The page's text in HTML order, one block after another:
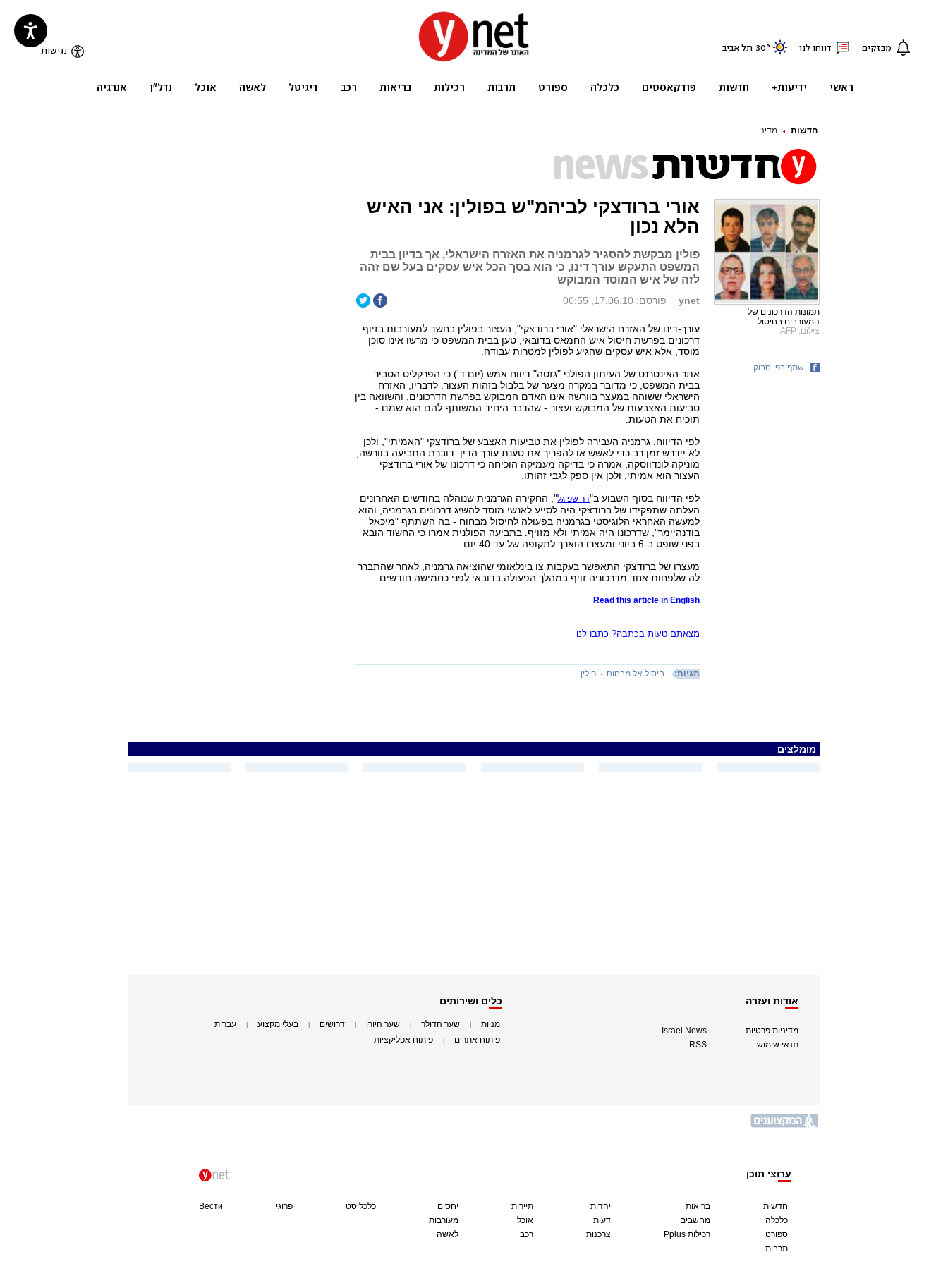
חדשות מדיני
אורי ברודצקי לביהמ"ש בפולין: אני האיש
הלא נכון
פולין מבקשת להסגיר לגרמניה את האזרח הישראלי, אך בדיון בבית
המשפט התעקש עורך דינו, כי הוא בסך הכל איש עסקים בעל שם זהה
לזה של איש המוסד המבוקש
ynet פורסם: 17.06.10, 00:55
עורך-דינו של האזרח הישראלי "אורי ברודצקי", העצור בפולין בחשד למעורבות בזיוף
דרכונים בפרשת חיסול איש החמאס בדובאי, טען בבית המשפט כי מרשו אינו סוכן
מוסד, אלא איש עסקים שהגיע לפולין למטרות עבודה.
אתר האינטרנט של העיתון הפולני "גזטה" דיווח אמש (יום ד') כי הפרקליט הסביר
בבית המשפט, כי מדובר במקרה מצער של בלבול בזהות העצור. לדבריו, האזרח
הישראלי ששוהה במעצר בוורשה אינו האדם המבוקש בפרשת הדרכונים, והשוואה בין
טביעות האצבעות של המבוקש ועצור - שהדבר היחיד המשותף להם הוא שמם -
תוכיח את הטעות.
לפי הדיווח, גרמניה העבירה לפולין את טביעות האצבע של ברודצקי "האמיתי", ולכן
לא יידרש זמן רב כדי לאשש או להפריך את טענת עורך הדין. דוברת התביעה בוורשה,
מוניקה לונדווסקה, אמרה כי בדיקה מעמיקה הוכיחה כי דרכונו של אורי ברודצקי
העצור הוא אמיתי, ולכן אין ספק לגבי זהותו.
לפי הדיווח בסוף השבוע ב"דר שפיגל", החקירה הגרמנית שנוהלה בחודשים האחרונים
העלתה שתפקידו של ברודצקי היה לסייע לאנשי מוסד להשיג דרכונים בגרמניה, והוא
למעשה האחראי הלוגיסטי בגרמניה בפעולה לחיסול מבחוח - בה השתתף "מיכאל
בודנהיימר", שדרכונו היה אמיתי ולא מזויף. בתביעה הפולנית אמרו כי החשוד הובא
בפני שופט ב-6 ביוני ומעצרו הוארך לתקופה של עד 40 יום.
מעצרו של ברודצקי התאפשר בעקבות צו בינלאומי שהוציאה גרמניה, לאחר שהתברר
לה שלפחות אחד מדרכוניה זויף במהלך הפעולה בדובאי לפני כחמישה חודשים.
Read this article in English
מצאתם טעות בכתבה? כתבו לנו
תגיות: חיסול אל מבחוח פולין
תמונות הדרכונים של
המעורבים בחיסול
צילום: AFP
שתף בפייסבוק
מומלצים
אודות ועזרה
מדיניות פרטיות
תנאי שימוש
Israel News
RSS
כלים ושירותים
מניות שער הדולר שער היורו דרושים בעלי מקצוע עברית
פיתוח אתרים פיתוח אפליקציות
ערוצי תוכן
חדשות
כלכלה
ספורט
תרבות
בריאות
מחשבים
Pplus רכילות
יהדות
דעות
צרכנות
תיירות
אוכל
רכב
יחסים
מעורבות
לאשה
כלכליסט פרוגי Вести